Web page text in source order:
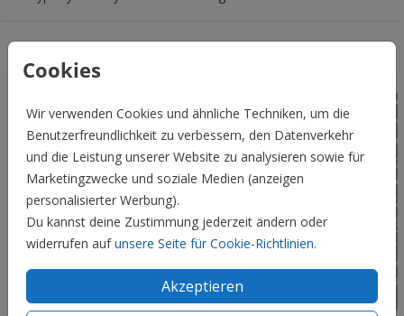
Cookies
Wir verwenden Cookies und ähnliche Techniken, um die
Benutzerfreundlichkeit zu verbessern, den Datenverkehr
und die Leistung unserer Website zu analysieren sowie für
Marketingzwecke und soziale Medien (anzeigen
personalisierter Werbung).
Du kannst deine Zustimmung jederzeit ändern oder
widerrufen aufunsere Seite für Cookie-Richtlinien.
Akzeptieren